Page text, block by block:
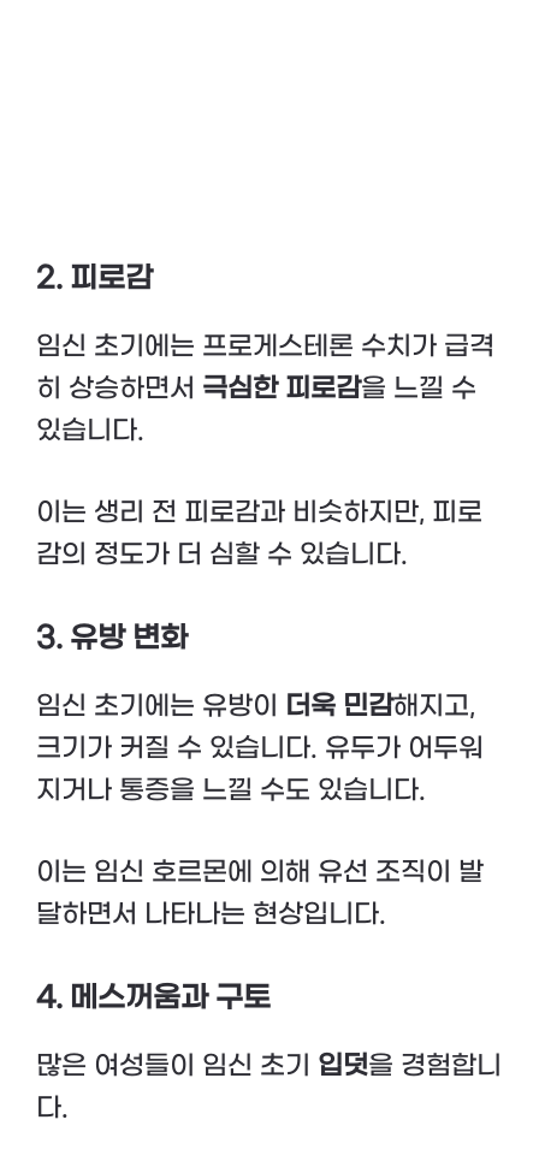
2. 피로감
임신 초기에는 프로게스테론 수치가 급격
히 상승하면서 극심한 피로감을 느낄 수
있습니다.
이는 생리 전 피로감과 비슷하지만, 피로
감의 정도가 더 심할 수 있습니다.
3. 유방 변화
임신 초기에는 유방이 더욱 민감해지고,
크기가 커질 수 있습니다. 유두가 어두워
지거나 통증을 느낄 수도 있습니다.
이는 임신 호르몬에 의해 유선 조직이 발
달하면서 나타나는 현상입니다.
4. 메스꺼움과 구토
많은 여성들이 임신 초기 입덧을 경험합니
다.